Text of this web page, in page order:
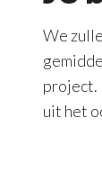
We
project.
uit het